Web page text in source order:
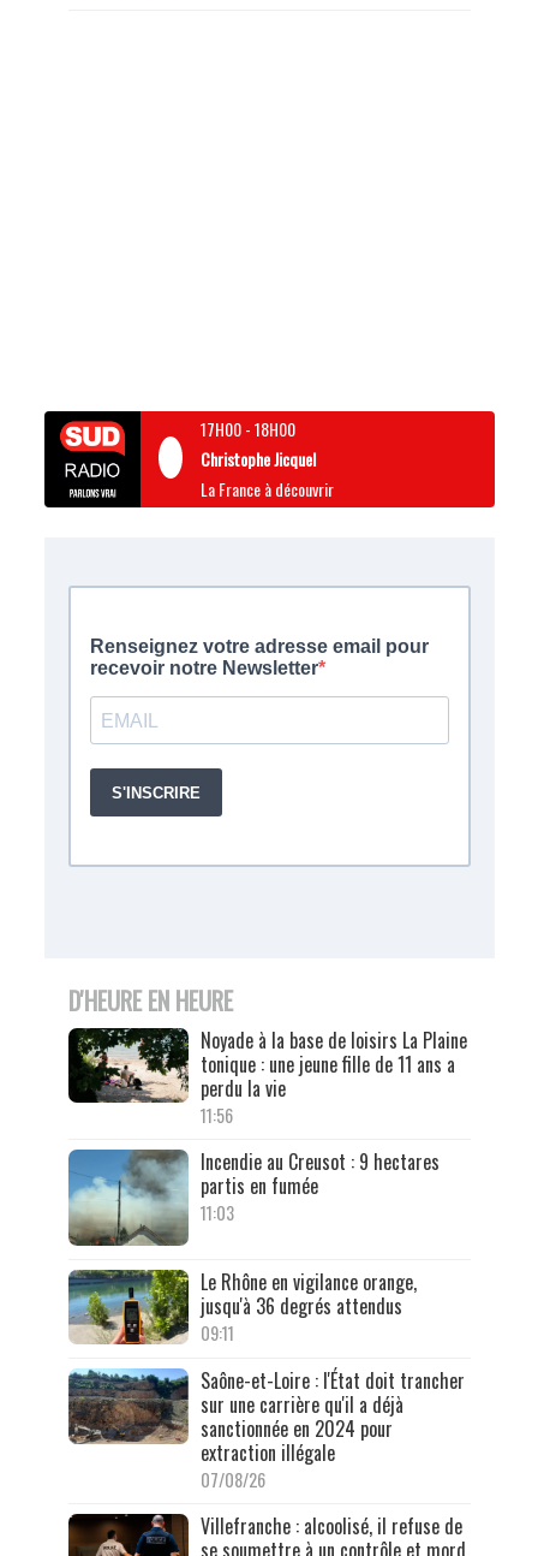
17H00-18H00
Christophe Jicquel
La France à découvrir
D'HEURE EN HEURE
Noyade à la base de loisirs La Plaine
tonique : une jeune fille de 11 ans a
perdu la vie
11:56
Incendie au Creusot : 9 hectares
partis en fumée
11:03
Le Rhône en vigilance orange,
jusqu'à 36 degrés attendus
09:11
Saône-et-Loire : l'État doit trancher
sur une carrière qu'il a déjà
sanctionnée en 2024 pour
extraction illégale
07/08/26
Villefranche : alcoolisé, il refuse de